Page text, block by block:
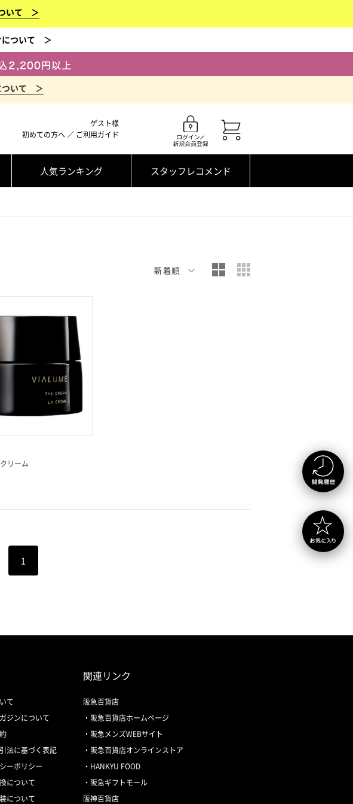
いて ＞
について ＞
ついて ＞
ゲスト様
初めての方へ ／ ご利用ガイド
人気ランキング スタッフレコメンド
新着順 大写真表示
リーム
1
て
ジンについて
法に基づく表記
ーポリシー
について
について
関連リンク
阪急百貨店
阪急百貨店ホームページ
阪急メンズWEBサイト
阪急百貨店オンラインストア
HANKYU FOOD
阪急ギフトモール
阪神百貨店